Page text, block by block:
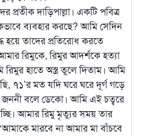
দাড়িপাল্লা। একটি পবিত্র
ব্যবহার করছে? আমি সেদিন
হয়ে তাদের প্রতিরোধ করতে
রিমুকে, রিমুর আদর্শকে হত্যা
হাতে অস্ত্র তুলে দিতাম। আমি
৭১’র মত যদি ঘরে ঘরে দূর্গ গড়ে
বলে ডেকো। আমি এই চত্বরে
আমার রিমু মৃত্যুর সময় তার
মারবে না আমার মা বাঁচবে